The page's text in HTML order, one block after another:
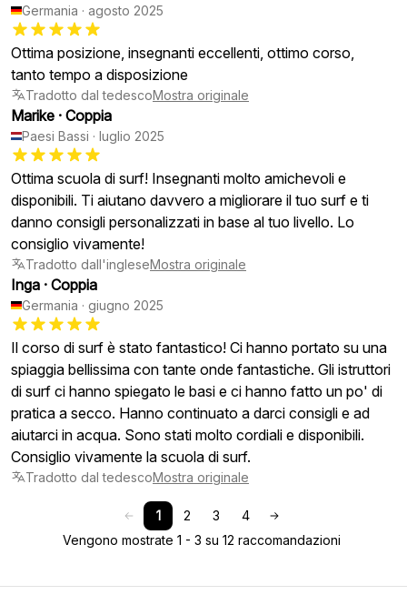
Germania · agosto 2025
Ottima posizione, insegnanti eccellenti, ottimo corso,
tanto tempo a disposizione
Tradotto dal tedescoMostra originale
Marike · Coppia
Paesi Bassi · luglio 2025
Ottima scuola di surf! Insegnanti molto amichevoli e
disponibili. Ti aiutano davvero a migliorare il tuo surf e ti
danno consigli personalizzati in base al tuo livello. Lo
consiglio vivamente!
Tradotto dall'ingleseMostra originale
Inga · Coppia
Germania · giugno 2025
Il corso di surf è stato fantastico! Ci hanno portato su una
spiaggia bellissima con tante onde fantastiche. Gli istruttori
di surf ci hanno spiegato le basi e ci hanno fatto un po' di
pratica a secco. Hanno continuato a darci consigli e ad
aiutarci in acqua. Sono stati molto cordiali e disponibili.
Consiglio vivamente la scuola di surf.
Tradotto dal tedescoMostra originale
1 2 3
4
Vengono mostrate 1 - 3 su 12 raccomandazioni